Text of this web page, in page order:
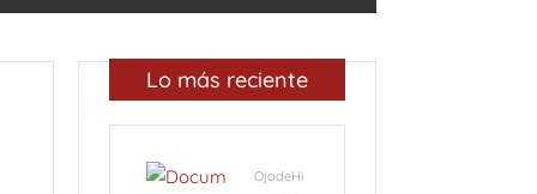
Lo más reciente
OjodeHi